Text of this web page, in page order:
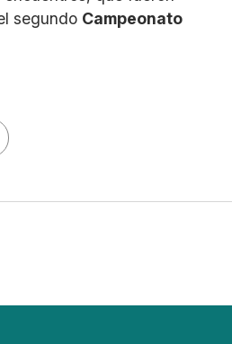
segundo Campeonato